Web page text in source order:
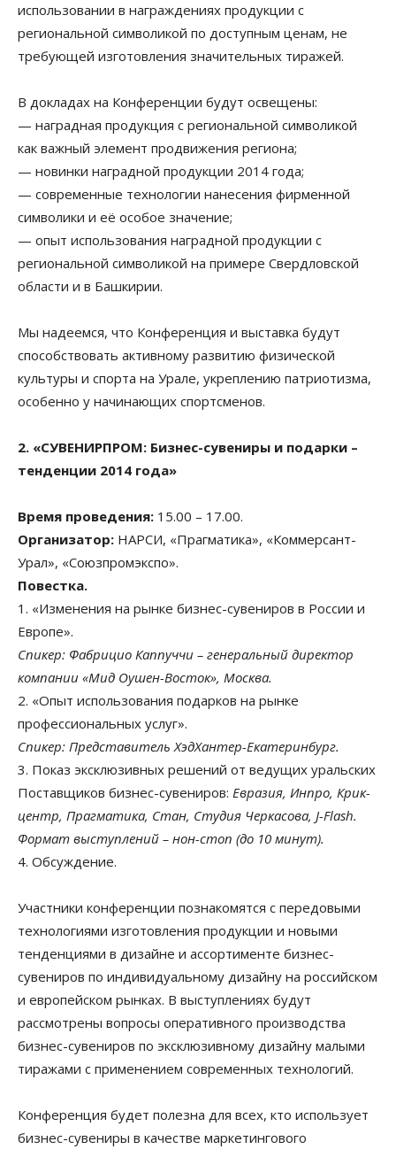
использовании в награждениях продукции с
региональной символикой по доступным ценам, не
требующей изготовления значительных тиражей.
В докладах на Конференции будут освещены:
— наградная продукция с региональной символикой
как важный элемент продвижения региона;
— новинки наградной продукции 2014 года;
— современные технологии нанесения фирменной
символики и её особое значение;
— опыт использования наградной продукции с
региональной символикой на примере Свердловской
области и в Башкирии.
Мы надеемся, что Конференция и выставка будут
способствовать активному развитию физической
культуры и спорта на Урале, укреплению патриотизма,
особенно у начинающих спортсменов.
2. «СУВЕНИРПРОМ: Бизнес-сувениры и подарки –
тенденции 2014 года»
Время проведения: 15.00 – 17.00.
Организатор: НАРСИ, «Прагматика», «Коммерсант-
Урал», «Союзпромэкспо».
Повестка.
1. «Изменения на рынке бизнес-сувениров в России и
Европе».
Спикер: Фабрицио Каппуччи – генеральный директор
компании «Мид Оушен-Восток», Москва.
2. «Опыт использования подарков на рынке
профессиональных услуг».
Спикер: Представитель ХэдХантер-Екатеринбург.
3. Показ эксклюзивных решений от ведущих уральских
Поставщиков бизнес-сувениров: Евразия, Инпро, Крик-
центр, Прагматика, Стан, Студия Черкасова, J-Flash.
Формат выступлений – нон-стоп (до 10 минут).
4. Обсуждение.
Участники конференции познакомятся с передовыми
технологиями изготовления продукции и новыми
тенденциями в дизайне и ассортименте бизнес-
сувениров по индивидуальному дизайну на российском
и европейском рынках. В выступлениях будут
рассмотрены вопросы оперативного производства
бизнес-сувениров по эксклюзивному дизайну малыми
тиражами с применением современных технологий.
Конференция будет полезна для всех, кто использует
бизнес-сувениры в качестве маркетингового